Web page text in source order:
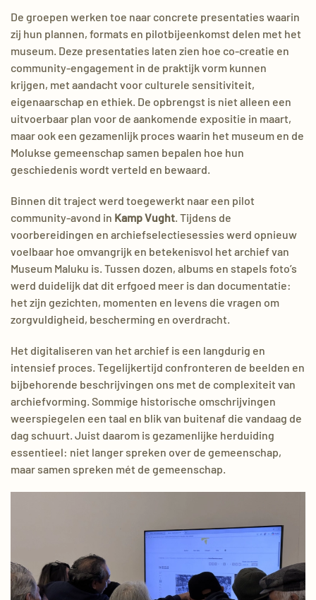
De groepen werken toe naar concrete presentaties waarin
zij hun plannen, formats en pilotbijeenkomst delen met het
museum. Deze presentaties laten zien hoe co-creatie en
community-engagement in de praktijk vorm kunnen
krijgen, met aandacht voor culturele sensitiviteit,
eigenaarschap en ethiek. De opbrengst is niet alleen een
uitvoerbaar plan voor de aankomende expositie in maart,
maar ook een gezamenlijk proces waarin het museum en de
Molukse gemeenschap samen bepalen hoe hun
geschiedenis wordt verteld en bewaard.
Binnen dit traject werd toegewerkt naar een pilot
community-avond in Kamp Vught . Tijdens de
voorbereidingen en archiefselectiesessies werd opnieuw
voelbaar hoe omvangrijk en betekenisvol het archief van
Museum Maluku is. Tussen dozen, albums en stapels foto’s
werd duidelijk dat dit erfgoed meer is dan documentatie:
het zijn gezichten, momenten en levens die vragen om
zorgvuldigheid, bescherming en overdracht.
Het digitaliseren van het archief is een langdurig en
intensief proces. Tegelijkertijd confronteren de beelden en
bijbehorende beschrijvingen ons met de complexiteit van
archiefvorming. Sommige historische omschrijvingen
weerspiegelen een taal en blik van buitenaf die vandaag de
dag schuurt. Juist daarom is gezamenlijke herduiding
essentieel: niet langer spreken over de gemeenschap,
maar samen spreken mét de gemeenschap.